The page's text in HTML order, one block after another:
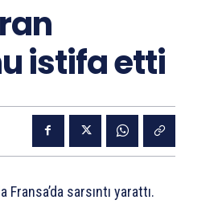
istifa etti
sarsıntı yarattı.